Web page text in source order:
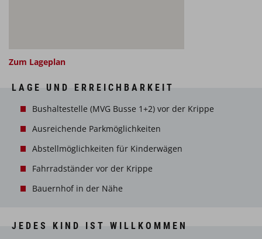
Zum Lageplan
LAGE UND ERREICHBARKEIT
Bushaltestelle (MVG Busse 1+2) vor der Krippe
Ausreichende Parkmöglichkeiten
Abstellmöglichkeiten für Kinderwägen
Fahrradständer vor der Krippe
Bauernhof in der Nähe
JEDES KIND IST WILLKOMMEN